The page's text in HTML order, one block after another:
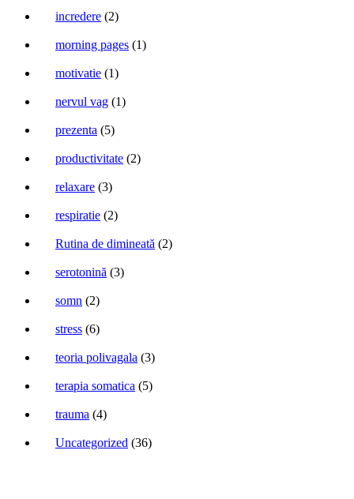
incredere (2)
morning pages (1)
motivatie (1)
nervul vag (1)
prezenta (5)
productivitate (2)
relaxare (3)
respiratie (2)
Rutina de dimineată (2)
serotonină (3)
somn (2)
stress (6)
teoria polivagala (3)
terapia somatica (5)
trauma (4)
Uncategorized (36)